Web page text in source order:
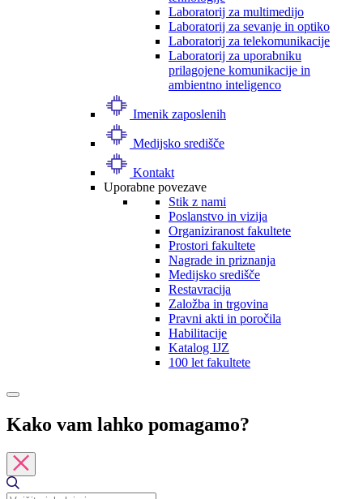
Laboratorij za multimedijo
Laboratorij za sevanje in optiko
Laboratorij za telekomunikacije
Laboratorij za uporabniku
prilagojene komunikacije in
ambientno inteligenco
Imenik zaposlenih
Medijsko središče
Kontakt
Uporabne povezave
Stik z nami
Poslanstvo in vizija
Organiziranost fakultete
Prostori fakultete
Nagrade in priznanja
Medijsko središče
Restavracija
Založba in trgovina
Pravni akti in poročila
Habilitacije
Katalog IJZ
100 let fakultete
Kako vam lahko pomagamo?